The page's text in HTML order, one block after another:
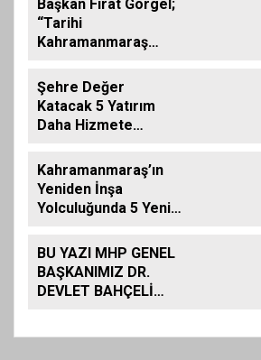
Başkan Fırat Görgel;
“Tarihi
Kahramanmaraş
Çalışmalar
Tamamlanıyor”
Şehre Değer
Katacak 5 Yatırım
Daha Hizmete
Kahramanmaraş’ın
Yeniden İnşa
Yolculuğunda 5 Yeni
Açıldı
BU YAZI MHP GENEL
BAŞKANIMIZ DR.
DEVLET BAHÇELİ